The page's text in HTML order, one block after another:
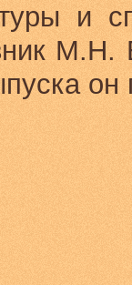
и
М.Н.